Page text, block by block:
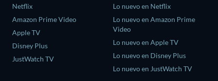
Netflix
Amazon Prime Video
Apple TV
Disney Plus
JustWatch TV
Lo nuevo en Netflix
Lo nuevo en Amazon Prime
Video
Lo nuevo en Apple TV
Lo nuevo en Disney Plus
Lo nuevo en JustWatch TV